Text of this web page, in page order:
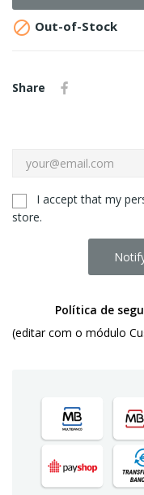
 Out-of-Stock
Share
I accept that my
store.
Política de
(editar com o módulo